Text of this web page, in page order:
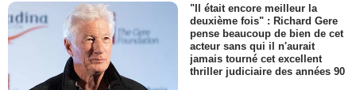
"Il était encore meilleur la
deuxième fois" : Richard Gere
pense beaucoup de bien de cet
acteur sans qui il n'aurait
jamais tourné cet excellent
thriller judiciaire des années 90